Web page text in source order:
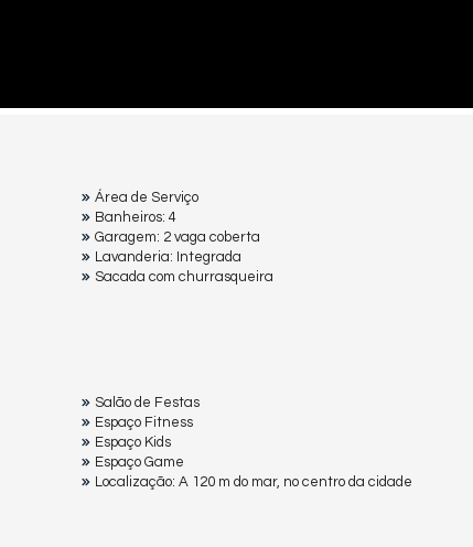
Área de Serviço
Banheiros: 4
Garagem: 2 vaga coberta
Lavanderia: Integrada
Sacada com churrasqueira
Salão de Festas
Espaço Fitness
Espaço Kids
Espaço Game
Localização: A 120 m do mar, no centro da cidade